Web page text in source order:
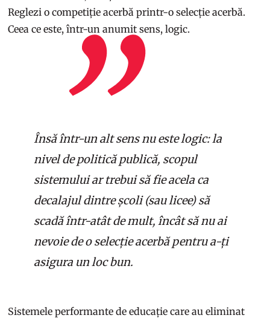
Reglezi o competiție acerbă printr-o selecție acerbă.
Ceea ce este, într-un anumit sens, logic.
Însă într-un alt sens nu este logic: la
nivel de politică publică, scopul
sistemului ar trebui să fie acela ca
decalajul dintre școli (sau licee) să
scadă într-atât de mult, încât să nu ai
nevoie de o selecție acerbă pentru a-ți
asigura un loc bun.
Sistemele performante de educație care au eliminat